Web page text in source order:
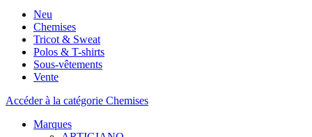
Neu
Chemises
Tricot & Sweat
Polos & T-shirts
Sous-vêtements
Vente
Accéder à la catégorie Chemises
Marques